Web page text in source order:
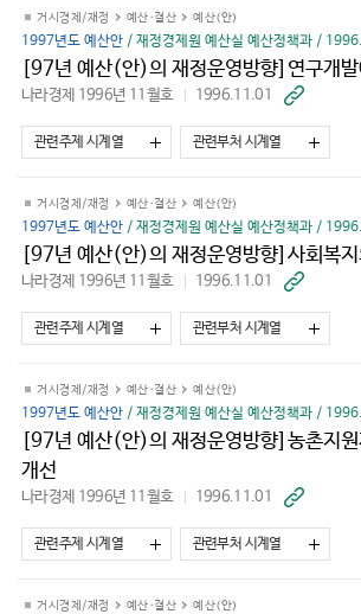
거시경제/재정 예산·결산 예산(안)
1997년도 예산안 / 재정경제원 예산실 예산정책과 /
[97년 예산(안)의 재정운영방향]연구개발
나라경제 1996년 11월호 1996.11.01
바
기
관련주제 시계열 관련부처 시계열
거시경제/재정 예산·결산 예산(안)
1997년도 예산안 / 재정경제원 예산실 예산정책과 /
[97년 예산(안)의 재정운영방향]사회복지
나라경제 1996년 11월호 1996.11.01
바
기
관련주제 시계열 관련부처 시계열
거시경제/재정 예산·결산 예산(안)
1997년도 예산안 / 재정경제원 예산실 예산정책과 /
[97년 예산(안)의 재정운영방향]농촌지
개선
나라경제 1996년 11월호 1996.11.01
바
기
관련주제 시계열 관련부처 시계열
거시경제/재정 예산·결산 예산(안)